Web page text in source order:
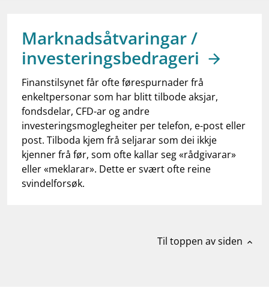
dashboardInformasjon for investorer
notifications_noneAbonner på nyhetsvarsel
Marknadsåtvaringar /
investeringsbedrageri
Finanstilsynet får ofte førespurnader frå
enkeltpersonar som har blitt tilbode aksjar,
fondsdelar, CFD-ar og andre
investeringsmoglegheiter per telefon, e-post eller
post. Tilboda kjem frå seljarar som dei ikkje
kjenner frå før, som ofte kallar seg «rådgivarar»
eller «meklarar». Dette er svært ofte reine
svindelforsøk.
Til toppen av siden expand_less